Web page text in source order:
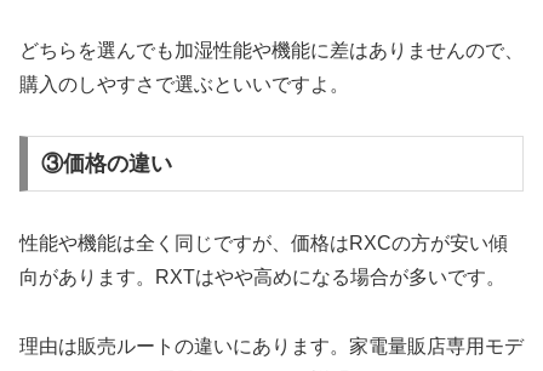
どちらを選んでも加湿性能や機能に差はありませんので、
購入のしやすさで選ぶといいですよ。
③価格の違い
性能や機能は全く同じですが、価格はRXCの方が安い傾
向があります。RXTはやや高めになる場合が多いです。
理由は販売ルートの違いにあります。家電量販店専用モデ